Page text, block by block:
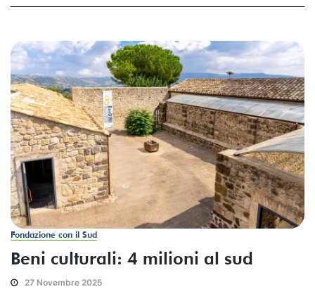
Fondazione con il Sud
Beni culturali: 4 milioni al sud
27 Novembre 2025